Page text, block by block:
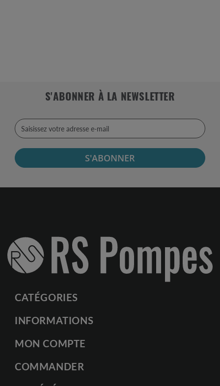
S'ABONNER À LA NEWSLETTER
S'ABONNER
CATÉGORIES
INFORMATIONS
MON COMPTE
COMMANDER